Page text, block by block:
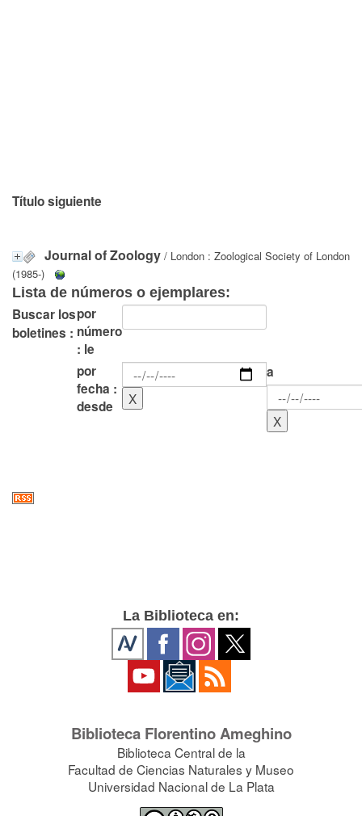
Título siguiente
Journal of Zoology / London : Zoological Society of London
(1985-)
Lista de números o ejemplares:
Buscar los
boletines :
por
número
: le
por
fecha :
desde
a
La Biblioteca en:
Biblioteca Florentino Ameghino
Biblioteca Central de la
Facultad de Ciencias Naturales y Museo
Universidad Nacional de La Plata